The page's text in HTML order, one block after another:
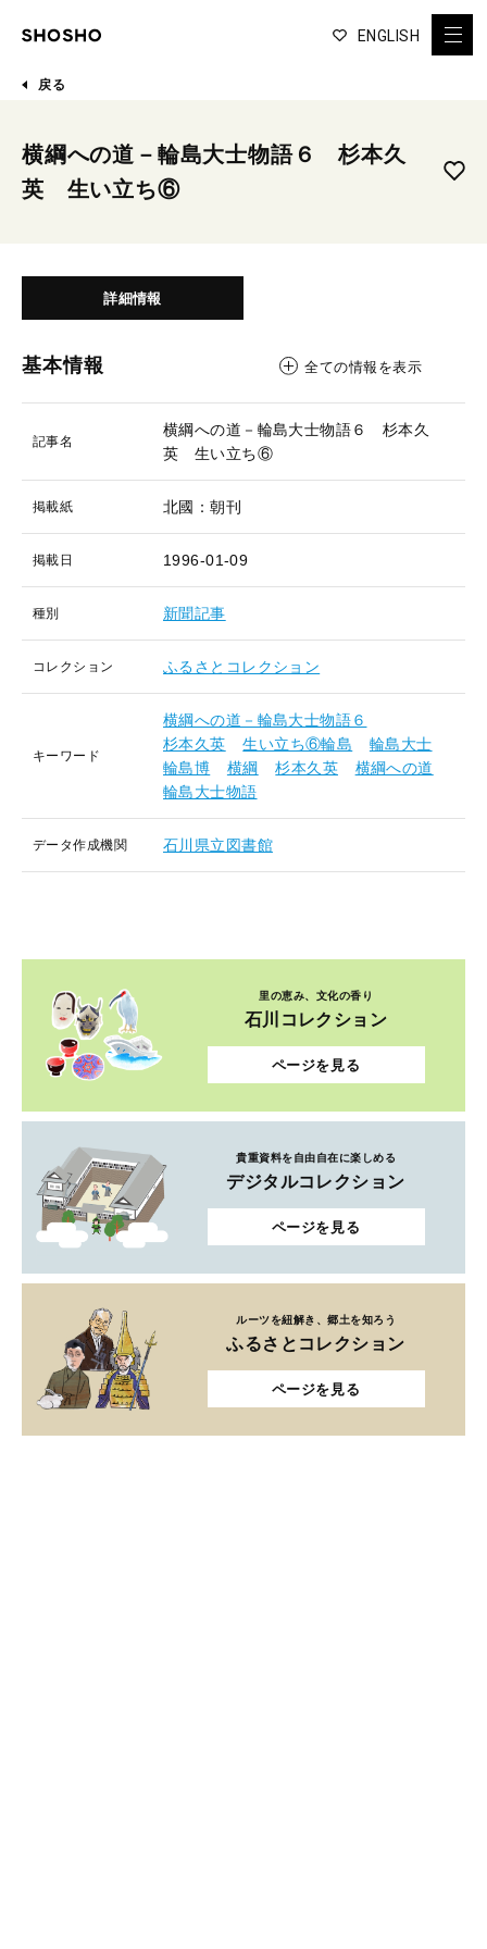
ENGLISH
戻る
横綱への道－輪島大士物語６ 杉本久
英 生い立ち⑥
詳細情報
基本情報 全ての情報を表示
記事名
横綱への道－輪島大士物語６ 杉本久
英 生い立ち⑥
掲載紙 北國：朝刊
掲載日 1996-01-09
種別 新聞記事
コレクション ふるさとコレクション
キーワード
横綱への道－輪島大士物語６
杉本久英
生い立ち⑥輪島
輪島大士
輪島博
横綱 杉本久英
横綱への道
輪島大士物語
データ作成機関 石川県立図書館
里の恵み、文化の香り
石川コレクション
ページを見る
貴重資料を自由自在に楽しめる
デジタルコレクション
ページを見る
ルーツを紐解き、郷土を知ろう
ふるさとコレクション
ページを見る